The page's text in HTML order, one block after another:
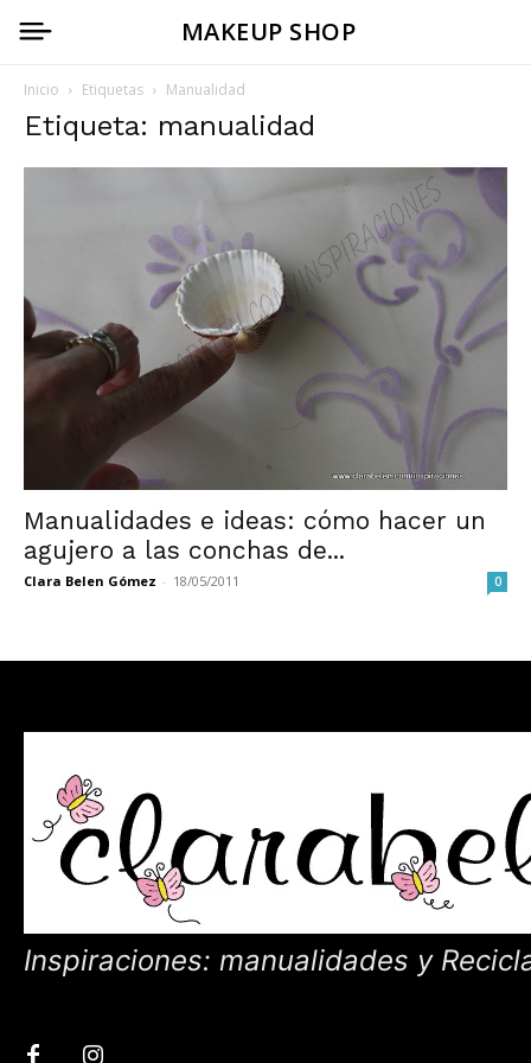
MAKEUP SHOP
Inicio Etiquetas Manualidad
Etiqueta: manualidad
Manualidades e ideas: cómo hacer un
agujero a las conchas de...
Clara Belen Gómez - 18/05/2011 0
Inspiraciones: manualidades y